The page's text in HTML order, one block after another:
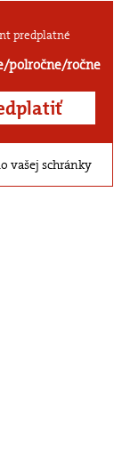
polročne/ročne
vašej schránky